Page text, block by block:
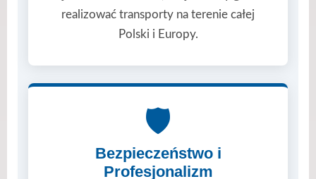
realizować transporty na terenie całej
Polski i Europy.
🛡️
Bezpieczeństwo i
Profesjonalizm